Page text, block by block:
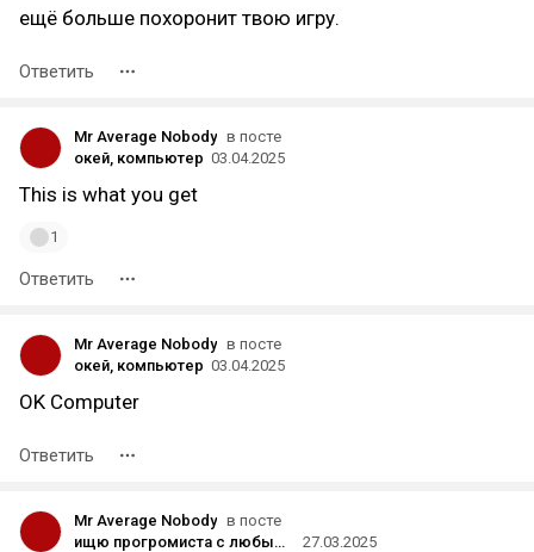
ещё больше похоронит твою игру.
Ответить
Mr Average Nobody в посте
окей, компьютер 03.04.2025
This is what you get
1
Ответить
Mr Average Nobody в посте
окей, компьютер 03.04.2025
OK Computer
Ответить
Mr Average Nobody в посте
ищю прогромиста с любым уровнем знания C#
27.03.2025